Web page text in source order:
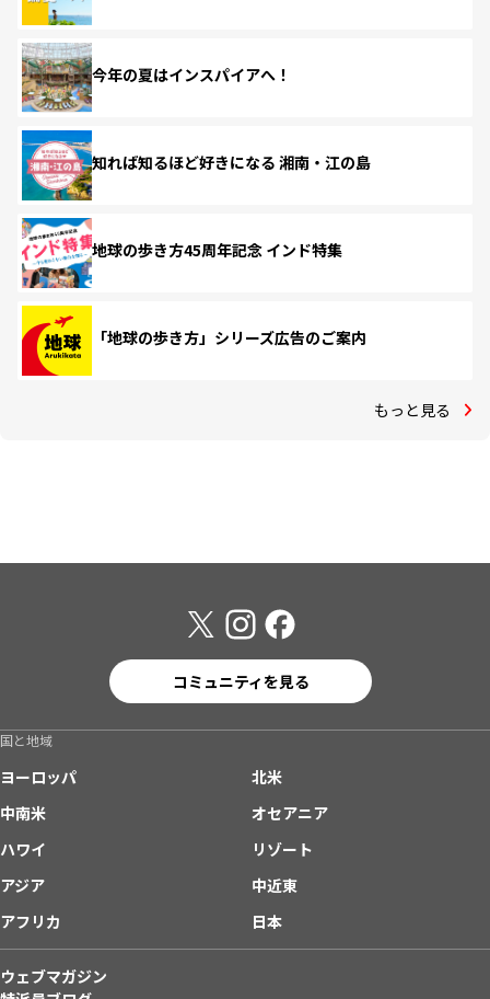
今年の夏はインスパイアへ！
知れば知るほど好きになる 湘南・江の島
地球の歩き方45周年記念 インド特集
「地球の歩き方」シリーズ広告のご案内
もっと見る
コミュニティを見る
国と地域
ヨーロッパ
北米
中南米
オセアニア
ハワイ
リゾート
アジア
中近東
アフリカ
日本
ウェブマガジン